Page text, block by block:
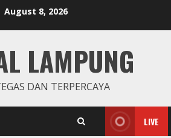
August 8, 2026
LAMPUNG
DAN TERPERCAYA
LIVE